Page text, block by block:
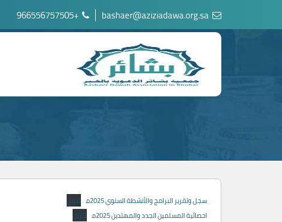
+966556757505
سجل وتقرير البرامج والأنشطة السنوي 2025م
تنزيل
احصائية المسلمين الجدد والمهتدين 2025م
تنزيل